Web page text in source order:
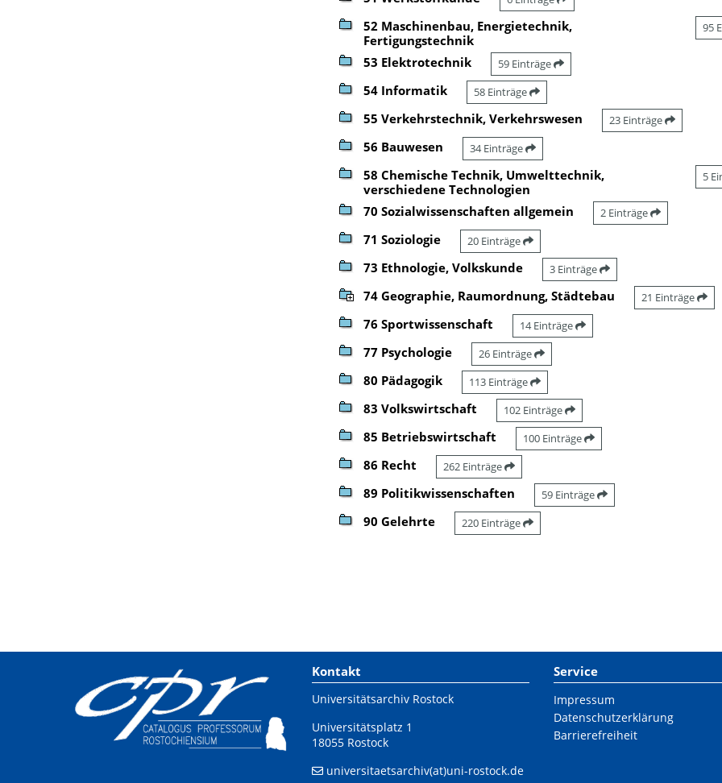
52 Maschinenbau, Energietechnik,
Fertigungstechnik
95
53 Elektrotechnik 59 Einträge
54 Informatik 58 Einträge
55 Verkehrstechnik, Verkehrswesen 23 Einträge
56 Bauwesen 34 Einträge
58 Chemische Technik, Umwelttechnik,
verschiedene Technologien
5
70 Sozialwissenschaften allgemein 2 Einträge
71 Soziologie 20 Einträge
73 Ethnologie, Volkskunde 3 Einträge
74 Geographie, Raumordnung, Städtebau 21 Einträge
76 Sportwissenschaft 14 Einträge
77 Psychologie 26 Einträge
80 Pädagogik 113 Einträge
83 Volkswirtschaft 102 Einträge
85 Betriebswirtschaft 100 Einträge
86 Recht 262 Einträge
89 Politikwissenschaften 59 Einträge
90 Gelehrte 220 Einträge
Kontakt
Universitätsarchiv Rostock
Universitätsplatz 1
18055 Rostock
universitaetsarchiv(at)uni-rostock.de
Service
Impressum
Datenschutzerklärung
Barrierefreiheit